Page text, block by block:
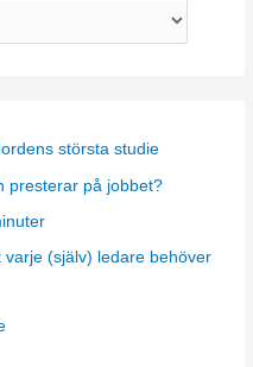
största studie
presterar på jobbet?
(själv) ledare behöver